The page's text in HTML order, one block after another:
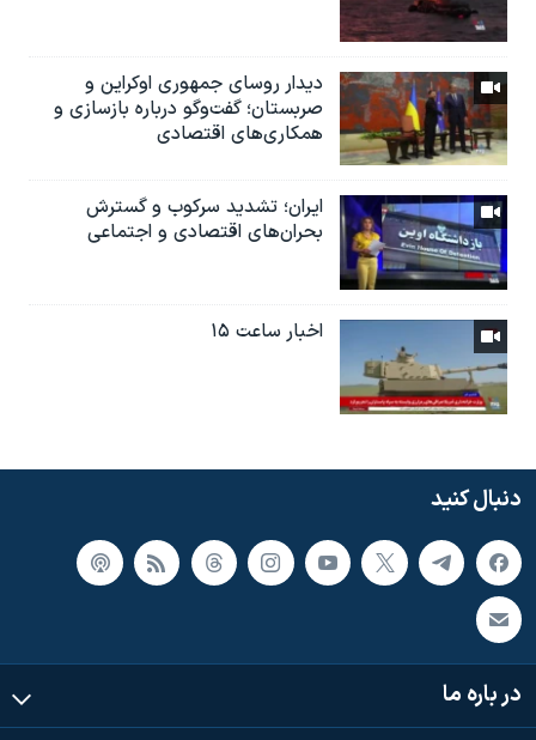
دیدار روسای جمهوری اوکراین و
صربستان؛ گفت‌وگو درباره بازسازی و
همکاری‌های اقتصادی
ایران؛ تشدید سرکوب و گسترش
بحران‌های اقتصادی و اجتماعی
اخبار ساعت ۱۵
دنبال کنید
در باره ما